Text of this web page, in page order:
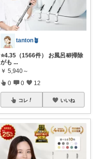
tanton🪴
⭐4.35（1566件） お風呂🛀掃除
がも ...
￥ 5,940～
0 0 12
コレ いいね